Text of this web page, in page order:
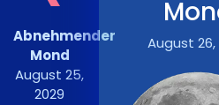
Abnehmender
Mond
August 25,
2029
August 26,